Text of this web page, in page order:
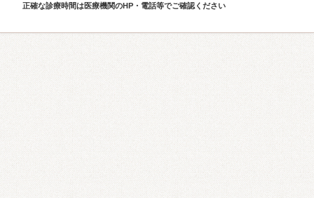
正確な診療時間は医療機関のHP・電話等でご確認ください